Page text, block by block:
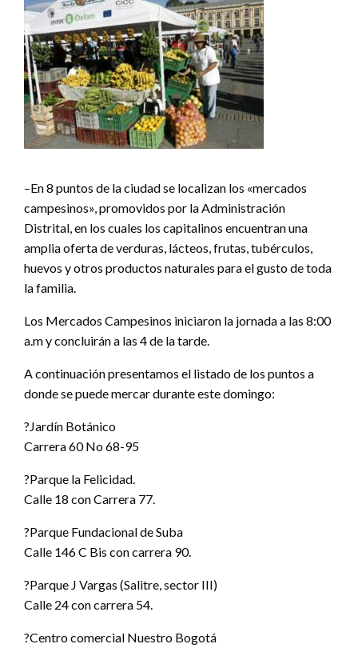
–En 8 puntos de la ciudad se localizan los «mercados
campesinos», promovidos por la Administración
Distrital, en los cuales los capitalinos encuentran una
amplia oferta de verduras, lácteos, frutas, tubérculos,
huevos y otros productos naturales para el gusto de toda
la familia.
Los Mercados Campesinos iniciaron la jornada a las 8:00
a.m y concluirán a las 4 de la tarde.
A continuación presentamos el listado de los puntos a
donde se puede mercar durante este domingo:
?Jardín Botánico
Carrera 60 No 68-95
?Parque la Felicidad.
Calle 18 con Carrera 77.
?Parque Fundacional de Suba
Calle 146 C Bis con carrera 90.
?Parque J Vargas (Salitre, sector III)
Calle 24 con carrera 54.
?Centro comercial Nuestro Bogotá